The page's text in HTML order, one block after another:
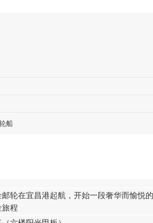
船
邮轮在宜昌港起航，开始一段奢华而愉悦的
旅程